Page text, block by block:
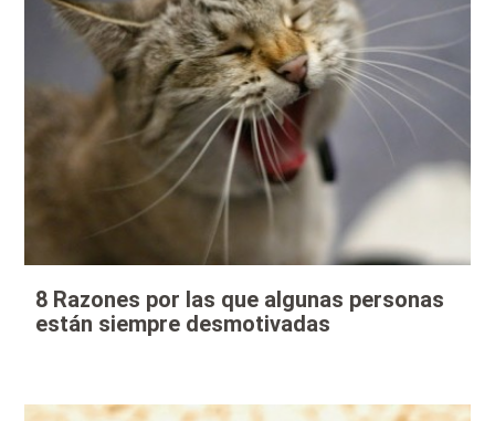
8 Razones por las que algunas personas
están siempre desmotivadas